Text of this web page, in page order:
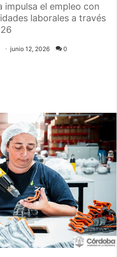
impulsa el empleo con
laborales a través
junio 12, 2026 0